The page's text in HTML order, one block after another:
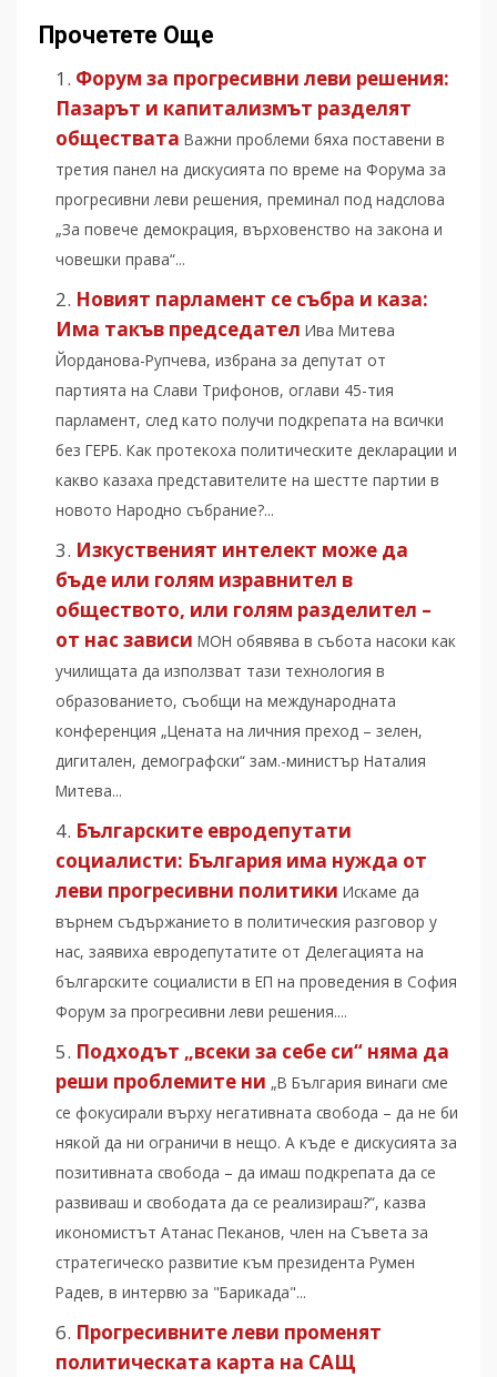
Прочетете Още
Форум за прогресивни леви решения:
Пазарът и капитализмът разделят
обществата Важни проблеми бяха поставени в
третия панел на дискусията по време на Форума за
прогресивни леви решения, преминал под надслова
„За повече демокрация, върховенство на закона и
човешки права“...
Новият парламент се събра и каза:
Има такъв председател Ива Митева
Йорданова-Рупчева, избрана за депутат от
партията на Слави Трифонов, оглави 45-тия
парламент, след като получи подкрепата на всички
без ГЕРБ. Как протекоха политическите декларации и
какво казаха представителите на шестте партии в
новото Народно събрание?...
Изкуственият интелект може да
бъде или голям изравнител в
обществото, или голям разделител –
от нас зависи МОН обявява в събота насоки как
училищата да използват тази технология в
образованието, съобщи на международната
конференция „Цената на личния преход – зелен,
дигитален, демографски“ зам.-министър Наталия
Митева...
Българските евродепутати
социалисти: България има нужда от
леви прогресивни политики Искаме да
върнем съдържанието в политическия разговор у
нас, заявиха евродепутатите от Делегацията на
българските социалисти в ЕП на проведения в София
Форум за прогресивни леви решения....
Подходът „всеки за себе си“ няма да
реши проблемите ни „В България винаги сме
се фокусирали върху негативната свобода – да не би
някой да ни ограничи в нещо. А къде е дискусията за
позитивната свобода – да имаш подкрепата да се
развиваш и свободата да се реализираш?“, казва
икономистът Атанас Пеканов, член на Съвета за
стратегическо развитие към президента Румен
Радев, в интервю за "Барикада"...
Прогресивните леви променят
политическата карта на САЩ